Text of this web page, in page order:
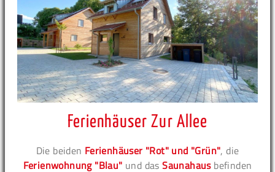
Ferienhäuser Zur Allee
Die beiden Ferienhäuser "Rot" und "Grün", die
Ferienwohnung "Blau" und dasSaunahausbefinden